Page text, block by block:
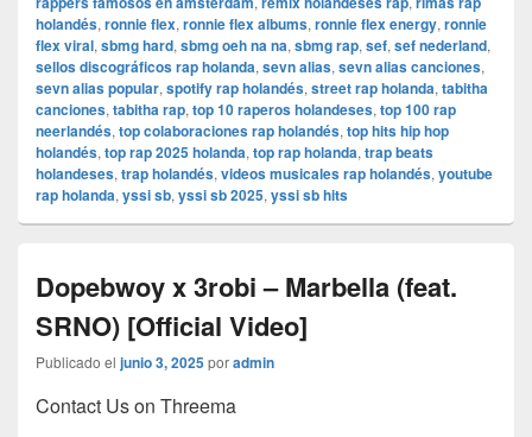
holandés, ronnie flex, ronnie flex albums, ronnie flex energy, ronnie
flex viral, sbmg hard, sbmg oeh na na, sbmg rap, sef, sef nederland,
sellos discográficos rap holanda, sevn alias, sevn alias canciones,
sevn alias popular, spotify rap holandés, street rap holanda, tabitha
canciones, tabitha rap, top 10 raperos holandeses, top 100 rap
neerlandés, top colaboraciones rap holandés, top hits hip hop
holandés, top rap 2025 holanda, top rap holanda, trap beats
holandeses, trap holandés, videos musicales rap holandés, youtube
rap holanda, yssi sb, yssi sb 2025, yssi sb hits
Dopebwoy x 3robi – Marbella (feat.
SRNO) [Official Video]
Publicado el junio 3, 2025poradmin
Contact Us on Threema